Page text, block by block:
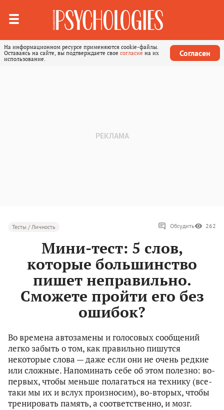
На информационном ресурсе применяются cookie-файлы.
Оставаясь на сайте, вы подтверждаете свое согласие на их
использование.
Согласен
Тесты / Личность Обсудить 262
Мини-тест: 5 cлов,
которые большинство
пишет неправильно.
Сможете пройти его без
ошибок?
Во времена автозамены и голосовых сообщений
легко забыть о том, как правильно пишутся
некоторые слова — даже если они не очень редкие
или сложные. Напоминать себе об этом полезно: во-
первых, чтобы меньше полагаться на технику (все-
таки мы их и вслух произносим), во-вторых, чтобы
тренировать память, а соответственно, и мозг.